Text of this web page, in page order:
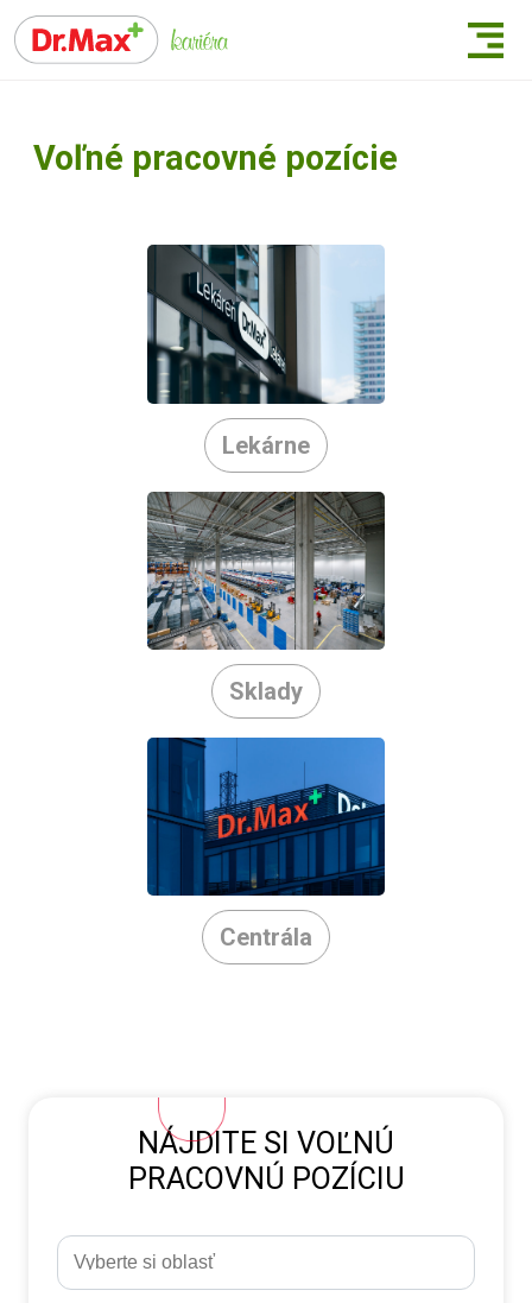
Voľné pracovné pozície
Lekárne
Sklady
Centrála
NÁJDITE SI VOĽNÚ
PRACOVNÚ POZÍCIU